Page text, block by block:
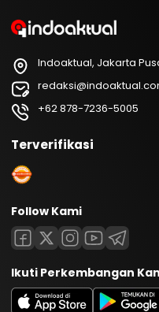
Indoaktual, Jakarta
+62 878-7236-5005
Terverifikasi
Follow Kami
Ikuti Perkembangan